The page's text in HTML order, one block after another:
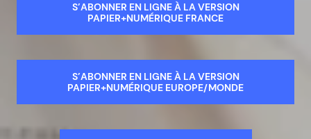
S’ABONNER EN LIGNE À LA VERSION
PAPIER+NUMÉRIQUE FRANCE
S’ABONNER EN LIGNE À LA VERSION
PAPIER+NUMÉRIQUE EUROPE/MONDE